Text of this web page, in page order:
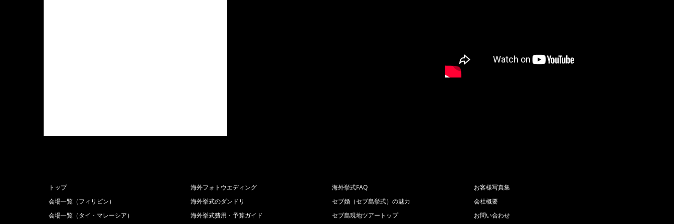
トップ
会場一覧（フィリピン）
会場一覧（タイ・マレーシア）
海外フォトウエディング
海外挙式のダンドリ
海外挙式費用・予算ガイド
海外挙式FAQ
セブ婚（セブ島挙式）の魅力
セブ島現地ツアートップ
お客様写真集
会社概要
お問い合わせ